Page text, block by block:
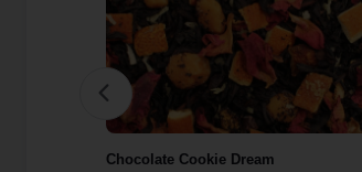
Chocolate Cookie Dream